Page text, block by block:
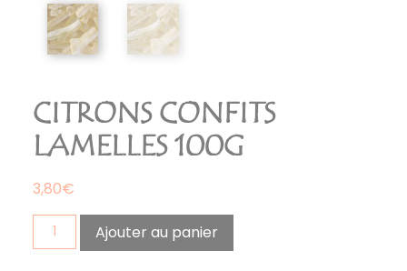
CITRONS CONFITS
LAMELLES 100G
3,80€
quantité
de
Ajouter au panier